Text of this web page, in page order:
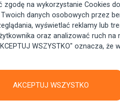
zgodę na wykorzystanie Cookies do
danych osobowych przez
wyświetlać reklamy lub
oraz analizować ruch na
WSZYSTKO" oznacza, że
AKCEPTUJ WSZYSTKO